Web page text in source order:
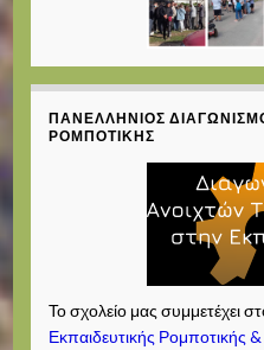
ΠΑΝΕΛΛΉΝΙΟΣ
ΡΟΜΠΟΤΙΚΉΣ
Το σχολείο μας συμμετέχει
Εκπαιδευτικής Ρομποτικής